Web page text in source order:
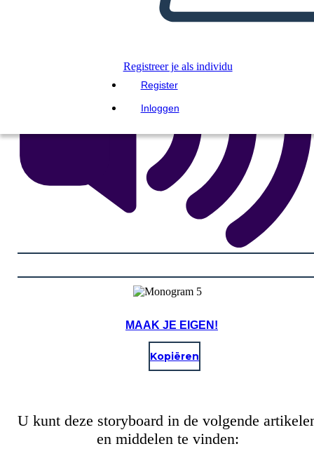
Registreer je als individu
Register
Inloggen
MAAK JE EIGEN!
Kopiëren
U kunt deze storyboard in de volgende
en middelen te vinden: